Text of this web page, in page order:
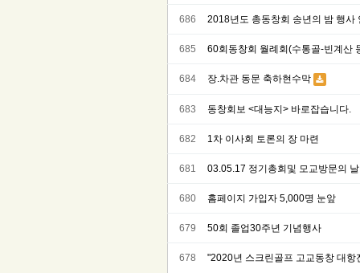
686 2018년도 총동창회 송년의 밤 행사
685 60회동창회 월례회(수통골-빈계산
684 장.차관 동문 축하현수막
683 동창회보 <대능지> 바로잡습니다.
682 1차 이사회 토론의 장 마련
681 03.05.17 정기총회및 모교방문의
680 홈페이지 가입자 5,000명 눈앞
679 50회 졸업30주년 기념행사
678 "2020년 스크린골프 고교동창 대항